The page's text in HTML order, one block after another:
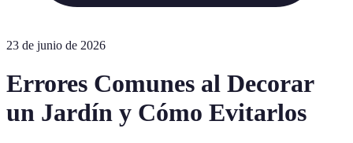
23 de junio de 2026
Errores Comunes al Decorar
un Jardín y Cómo Evitarlos